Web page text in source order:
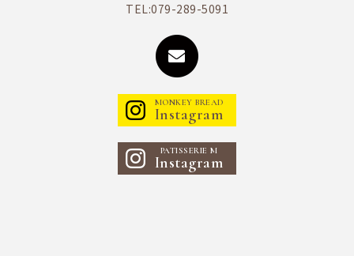
TEL:079-289-5091
MONKEY BREAD
Instagram
PATISSERIE M
Instagram